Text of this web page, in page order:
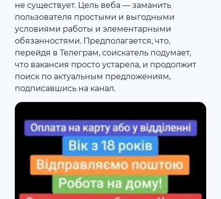
не существует. Цель веба — заманить
пользователя простыми и выгодными
условиями работы и элементарными
обязанностями. Предполагается, что,
перейдя в Телеграм, соискатель подумает,
что вакансия просто устарела, и продолжит
поиск по актуальным предложениям,
подписавшись на канал.